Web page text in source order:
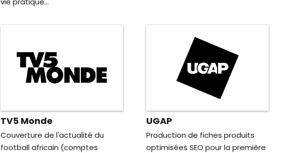
TV5 Monde
Couverture de l'actualité du
football africain (comptes
UGAP
Production de fiches produits
optimisées SEO pour la première